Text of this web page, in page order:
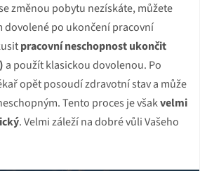
změnou pobytu nezískáte, můžete
dovolené po ukončení pracovní
pracovní neschopnost ukončit
a použít klasickou dovolenou. Po
opět posoudí zdravotní stav a může
Tento proces je všakvelmi
. Velmi záleží na dobré vůli Vašeho